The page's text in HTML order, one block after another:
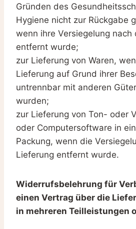
Gründen des
Hygiene nicht zur Rückgabe
wenn ihre Versiegelung nach
entfernt wurde;
zur Lieferung von Waren,
Lieferung auf Grund ihrer
untrennbar mit anderen
wurden;
zur Lieferung von Ton- oder
oder Computersoftware in
Packung, wenn die
Lieferung entfernt wurde.
Widerrufsbelehrung für
einen Vertrag über die
in mehreren Teilleistungen